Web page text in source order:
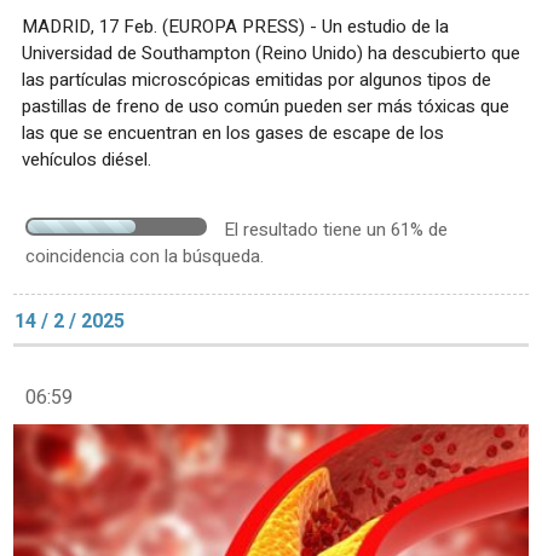
MADRID, 17 Feb. (EUROPA PRESS) - Un estudio de la
Universidad de Southampton (Reino Unido) ha descubierto que
las partículas microscópicas emitidas por algunos tipos de
pastillas de freno de uso común pueden ser más tóxicas que
las que se encuentran en los gases de escape de los
vehículos diésel.
El resultado tiene un 61% de
coincidencia con la búsqueda.
14 / 2 / 2025
06:59